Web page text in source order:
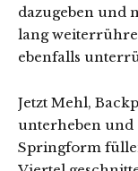
dazugeben und
lang
ebenfalls
Jetzt Mehl,
unterheben und
Springform